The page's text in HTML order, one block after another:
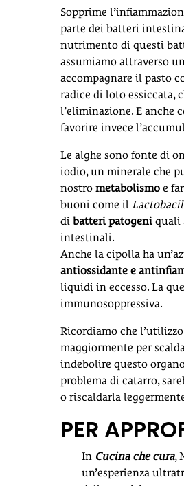
Sopprime
parte dei batteri
nutrimento di questi
assumiamo attraverso
accompagnare il pasto
radice di loto essiccata,
l’eliminazione. E anche
favorire invece
Le alghe sono fonte di
iodio, un minerale che
nostro metabolismo e
buoni come il
di batteri patogeni quali
intestinali.
Anche la cipolla ha
antiossidante e
liquidi in eccesso. La
immunosoppressiva.
Ricordiamo che
maggiormente per
indebolire questo
problema di catarro,
o riscaldarla
PER
In Cucina che cura,
un’esperienza